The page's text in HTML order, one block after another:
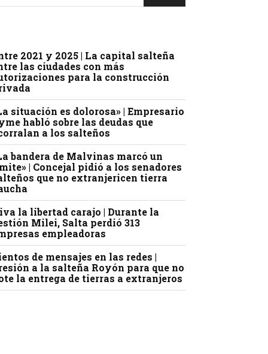
2021 y 2025 | La capital salteña
las ciudades con más
para la construcción
situación es dolorosa» | Empresario
habló sobre las deudas que
a los salteños
bandera de Malvinas marcó un
| Concejal pidió a los senadores
que no extranjericen tierra
la libertad carajo | Durante la
Milei, Salta perdió 313
empleadoras
de mensajes en las redes |
a la salteña Royón para que no
la entrega de tierras a extranjeros